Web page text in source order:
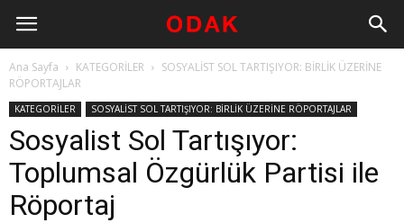
Ana Sayfa KATEGORİLER
SOSYALİST SOL TARTIŞIYOR: BİRLİK ÜZERİNE
RÖPORTAJLAR
KATEGORİLER SOSYALİST SOL TARTIŞIYOR: BİRLİK ÜZERİNE RÖPORTAJLAR
Sosyalist Sol Tartışıyor:
Toplumsal Özgürlük Partisi ile
Röportaj